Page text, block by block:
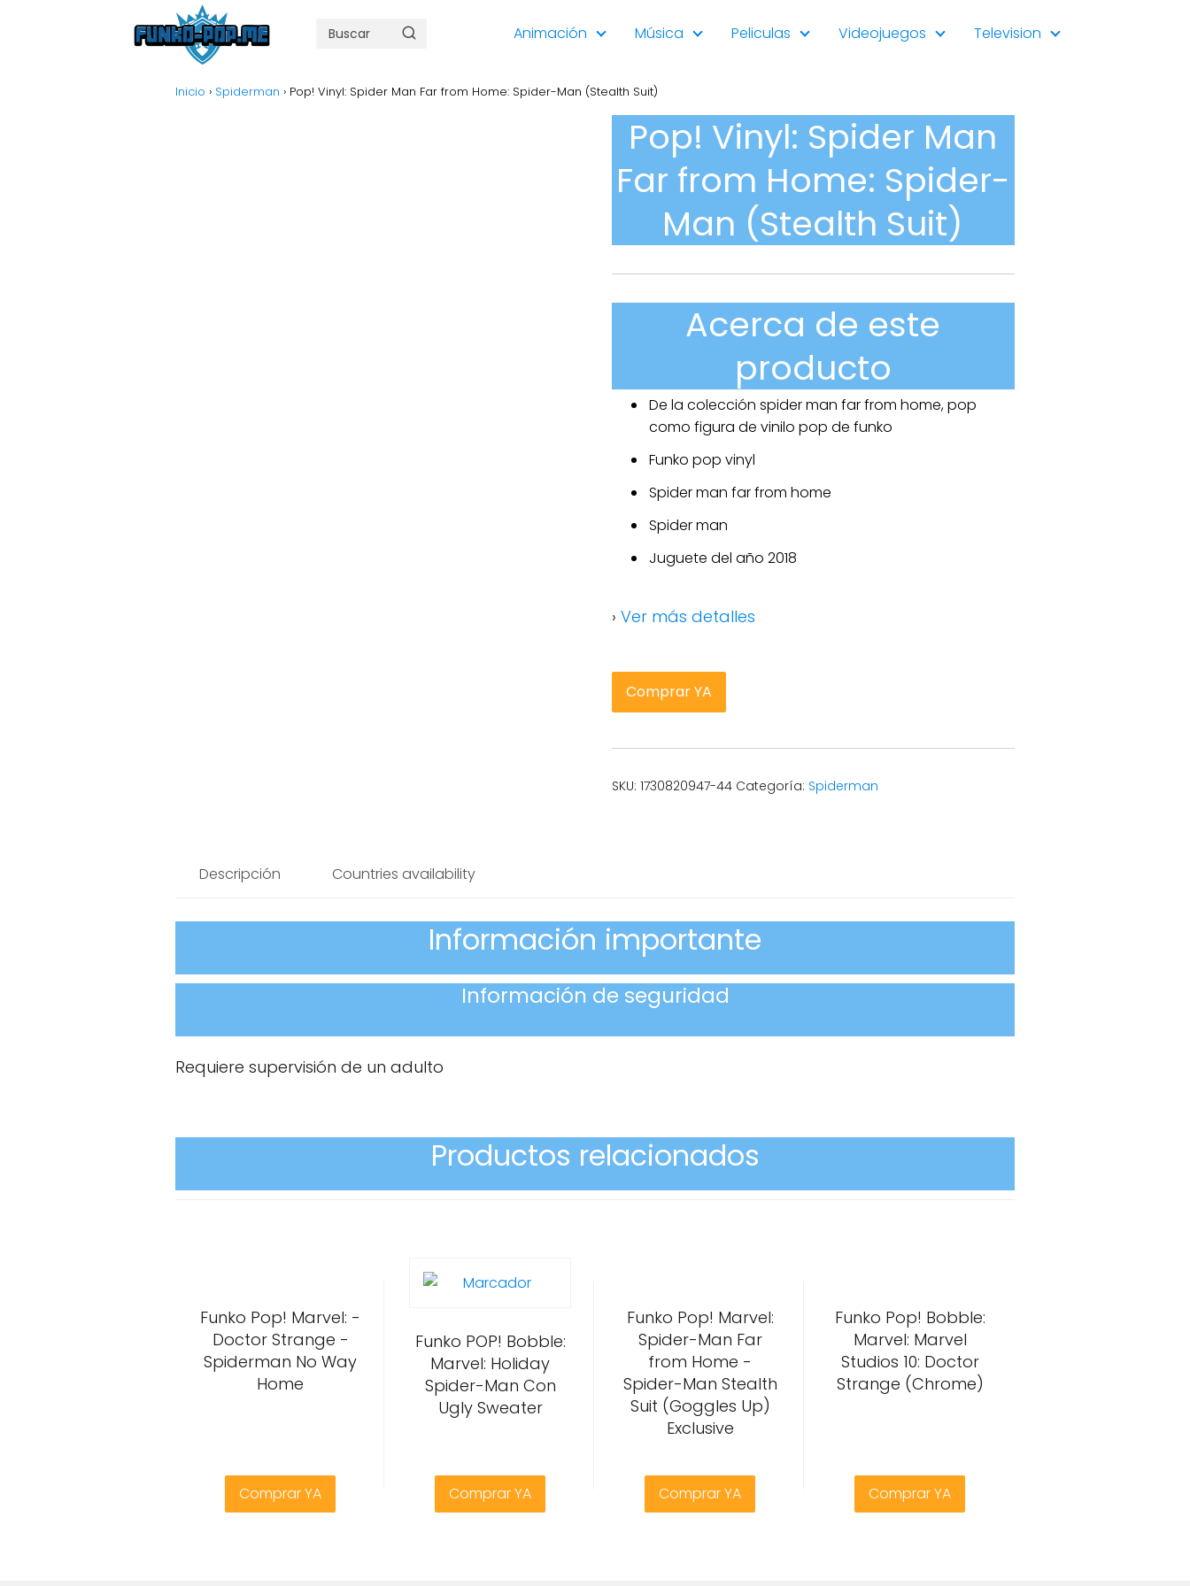
Animación Música Peliculas Videojuegos Television
Inicio › Spiderman › Pop! Vinyl: Spider Man Far from Home: Spider-Man (Stealth Suit)
Pop! Vinyl: Spider Man
Far from Home: Spider-
Man (Stealth Suit)
Acerca de este
producto
De la colección spider man far from home, pop
como figura de vinilo pop de funko
Funko pop vinyl
Spider man far from home
Spider man
Juguete del año 2018
› Ver más detalles
Comprar YA
SKU: 1730820947-44 Categoría: Spiderman
Descripción Countries availability
Información importante
Información de seguridad
Requiere supervisión de un adulto
Productos relacionados
Funko Pop! Marvel: -
Doctor Strange -
Spiderman No Way
Home
Comprar YA
Funko POP! Bobble:
Marvel: Holiday
Spider-Man Con
Ugly Sweater
Comprar YA
Funko Pop! Marvel:
Spider-Man Far
from Home -
Spider-Man Stealth
Suit (Goggles Up)
Exclusive
Comprar YA
Funko Pop! Bobble:
Marvel: Marvel
Studios 10: Doctor
Strange (Chrome)
Comprar YA